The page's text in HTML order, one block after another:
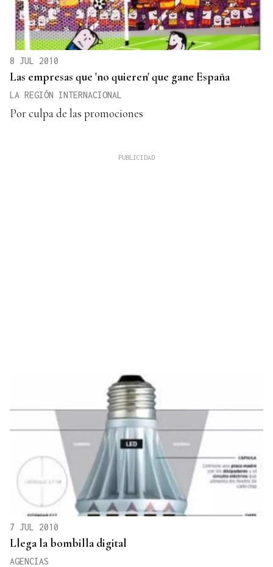
8 JUL 2010
Las empresas que 'no quieren' que gane España
LA REGIÓN INTERNACIONAL
Por culpa de las promociones
7 JUL 2010
Llega la bombilla digital
AGENCIAS